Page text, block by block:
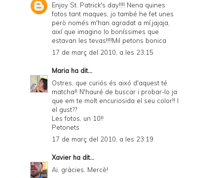
Enjoy St. Patrick's day!!!! Nena quines
fotos tant maques, jo també he fet unes
però només m'han agradat a mí,jajaja,
així que imagino lo boníssimes que
estavan les tevas!!!!Mil petons bonica
17 de març del 2010, a les 23:15
Maria ha dit...
Ostres, que curiós és aixó d'aquest té
matcha!! N'hauré de buscar i probar-lo ja
que em te molt encuriosida el seu color!! I
el gust??
Les fotos, un 10!!
Petonets
17 de març del 2010, a les 23:19
Xavier ha dit...
Ai, gràcies, Mercè!